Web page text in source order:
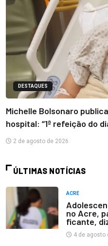
DESTAQUES
Michelle Bolsonaro
hospital: “1ª refeição do
2 de agosto de 2026
ÚLTIMAS NOTÍCIAS
ACRE
no Acre,
ficante,
4 de agosto